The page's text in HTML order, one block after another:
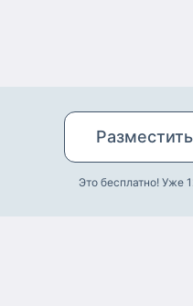
Разместить
Это бесплатно! Уже